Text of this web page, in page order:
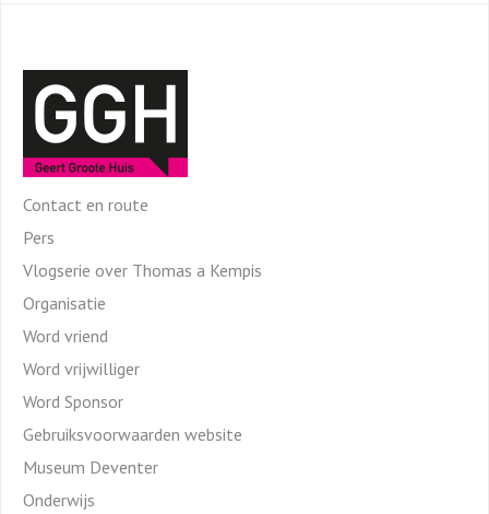
Contact en route
Pers
Vlogserie over Thomas a Kempis
Organisatie
Word vriend
Word vrijwilliger
Word Sponsor
Gebruiksvoorwaarden website
Museum Deventer
Onderwijs